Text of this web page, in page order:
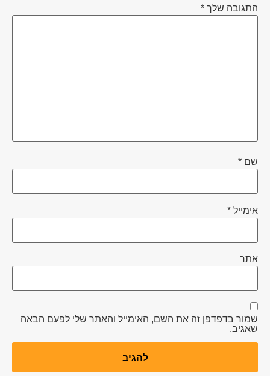
שלך*
*
*
בדפדפן זה את השם, האימייל והאתר שלי לפעם הבאה